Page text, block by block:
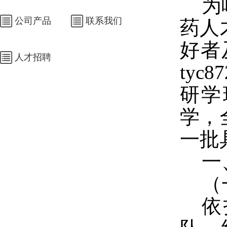
公司产品 联系我们
人才招聘
药人
好者
研
学，
一批
一